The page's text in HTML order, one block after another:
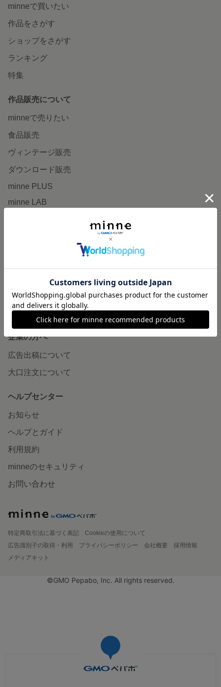
minneで買いたい
作品をさがす
ショップをさがす
ランキング
特集
作品販売について
minneで売りたい
食品販売
ヴィンテージ販売
ダウンロード販売
minne PLUS
minne LAB
minne学習帖
ニュース
minneの本
企業の方へ
広告出稿について
大口注文について
ヘルプセンター
お知らせ
ヘルプとガイド
利用規約
minneのセキュリティ
お問い合わせ
特定商取引法に基づく表記
Cookieの使用について
広告識別子の取得・利用
プライバシーポリシー 会社概要
採用情報
メディアキット
©GMO Pepabo, Inc. All rights reserved.